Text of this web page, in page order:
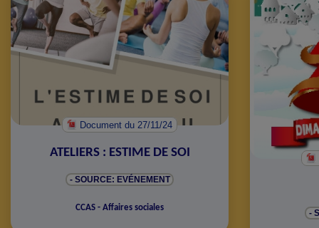
Documentdu 27/11/24
ATELIERS : ESTIME DE SOI
- SOURCE: EVÉNEMENT
CCAS - Affaires sociales
-